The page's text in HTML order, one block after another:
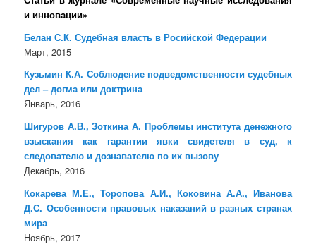
и инновации»
Белан С.К. Судебная власть в Росийской Федерации
Март, 2015
Кузьмин К.А. Соблюдение подведомственности судебных
дел – догма или доктрина
Январь, 2016
Шигуров А.В., Зоткина А. Проблемы института денежного
взыскания как гарантии явки свидетеля в суд, к
следователю и дознавателю по их вызову
Декабрь, 2016
Кокарева М.Е., Торопова А.И., Коковина А.А., Иванова
Д.С. Особенности правовых наказаний в разных странах
мира
Ноябрь, 2017